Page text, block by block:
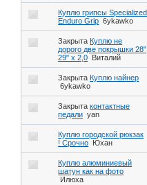
Куплю грипсы Specialized
Enduro Grip 6ykawko
Закрыта Куплю не
дорого две покрышки 28"
29" х 2,0
Виталий
Закрыта Куплю найнер
6ykawko
Закрытаконтактные
педали yan
Куплю городской рюкзак
! Срочно
Юхан
Куплю алюминиевый
шатун как на фото
Илюха